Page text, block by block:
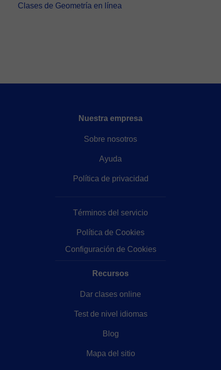
Clases de Geometría en línea
Nuestra empresa
Sobre nosotros
Ayuda
Política de privacidad
Términos del servicio
Política de Cookies
Configuración de Cookies
Recursos
Dar clases online
Test de nivel idiomas
Blog
Mapa del sitio